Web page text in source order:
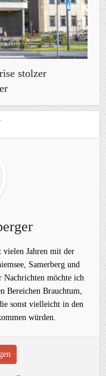
stolzer
Jahren mit der
Samerberg und
Nachrichten möchte ich
Bereichen Brauchtum,
sonst vielleicht in den
würden.